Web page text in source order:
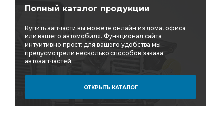
Полный каталог продукции
Купить запчасти вы можете онлайн из дома, офиса
или вашего автомобиля. Функционал сайта
интуитивно прост: для вашего удобства мы
предусмотрели несколько способов заказа
автозапчастей.
ОТКРЫТЬ КАТАЛОГ